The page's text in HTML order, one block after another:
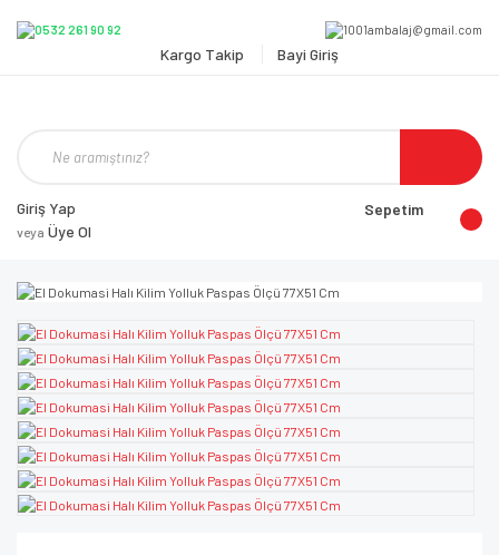
Kargo Takip Bayi Giriş
Giriş Yap
veya Üye Ol
Sepetim